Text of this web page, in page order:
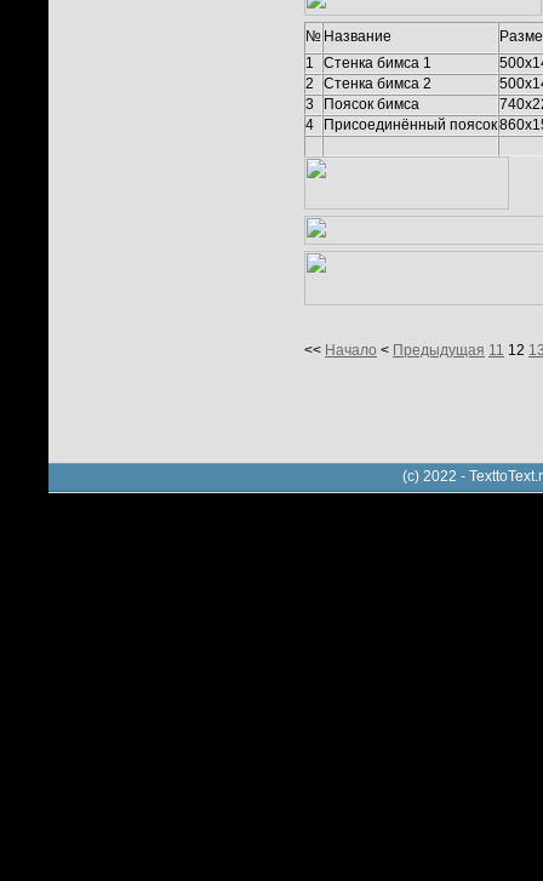
№ Название
1
Стенка бимса 1
2
Стенка бимса 2
3
Поясок бимса
4
Присоединённый поясок
<< Начало < Предыдущая 11 12
(c) 2022 -